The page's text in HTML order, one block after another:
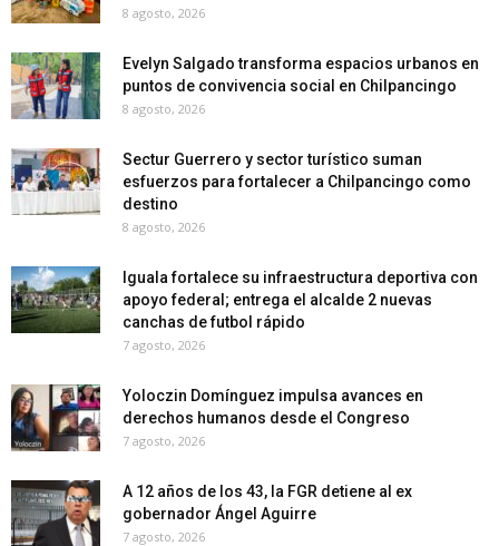
8 agosto, 2026
Evelyn Salgado transforma espacios urbanos en
puntos de convivencia social en Chilpancingo
8 agosto, 2026
Sectur Guerrero y sector turístico suman
esfuerzos para fortalecer a Chilpancingo como
destino
8 agosto, 2026
Iguala fortalece su infraestructura deportiva con
apoyo federal; entrega el alcalde 2 nuevas
canchas de futbol rápido
7 agosto, 2026
Yoloczin Domínguez impulsa avances en
derechos humanos desde el Congreso
7 agosto, 2026
A 12 años de los 43, la FGR detiene al ex
gobernador Ángel Aguirre
7 agosto, 2026